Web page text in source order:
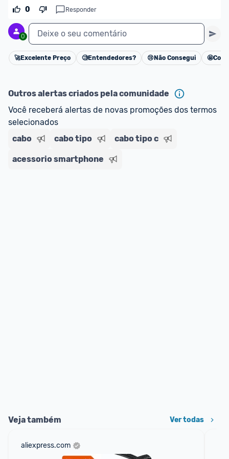
Federal que calcula o valor total do produto com
impostos.
*Atualizado em Agosto/2024
0 Responder
0 Deixe o seu comentário
Cancelar
🚀Excelente Preço 🧐Entendedores? 😢 Não Consegui 🤩
Outros alertas criados pela comunidade
Você receberá alertas de novas promoções dos termos
selecionados
cabo
cabo tipo cabo tipo c
acessorio smartphone
Veja também Ver todas
aliexpress.com